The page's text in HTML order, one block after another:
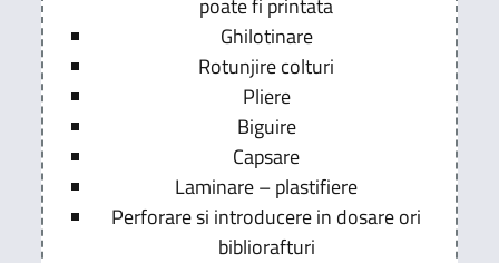
poate fi printata
Ghilotinare
Rotunjire colturi
Pliere
Biguire
Capsare
Laminare – plastifiere
Perforare si introducere in dosare ori
bibliorafturi